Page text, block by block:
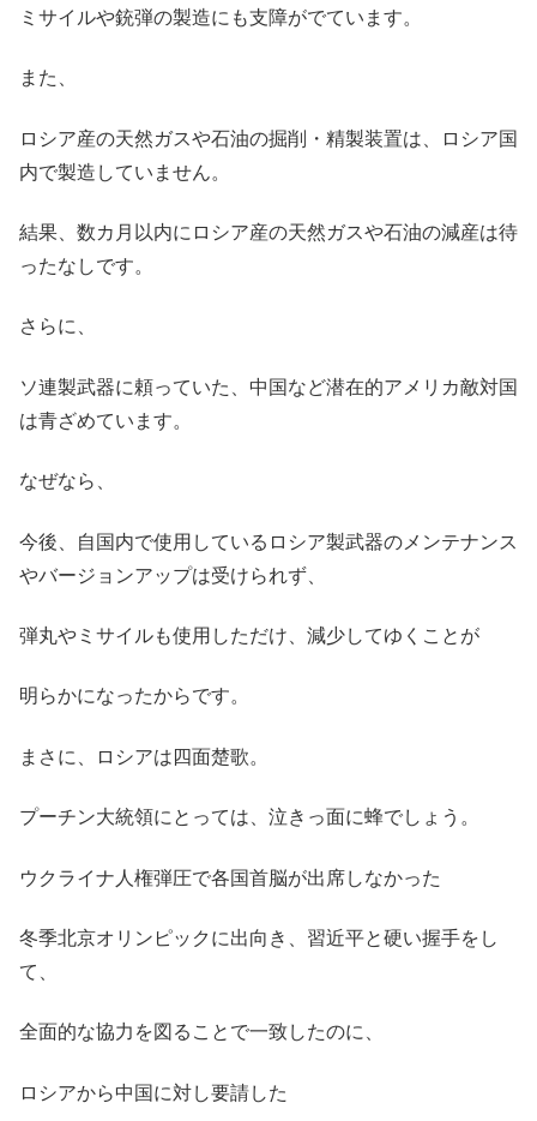
ミサイルや銃弾の製造にも支障がでています。
また、
ロシア産の天然ガスや石油の掘削・精製装置は、ロシア国
内で製造していません。
結果、数カ月以内にロシア産の天然ガスや石油の減産は待
ったなしです。
さらに、
ソ連製武器に頼っていた、中国など潜在的アメリカ敵対国
は青ざめています。
なぜなら、
今後、自国内で使用しているロシア製武器のメンテナンス
やバージョンアップは受けられず、
弾丸やミサイルも使用しただけ、減少してゆくことが
明らかになったからです。
まさに、ロシアは四面楚歌。
プーチン大統領にとっては、泣きっ面に蜂でしょう。
ウクライナ人権弾圧で各国首脳が出席しなかった
冬季北京オリンピックに出向き、習近平と硬い握手をし
て、
全面的な協力を図ることで一致したのに、
ロシアから中国に対し要請した